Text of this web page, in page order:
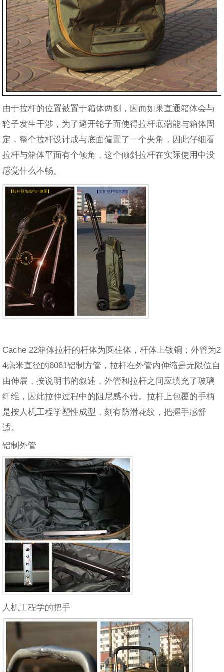
由于拉杆的位置被置于箱体两侧，因而如果直通箱体会与
轮子发生干涉，为了避开轮子而使得拉杆底端能与箱体固
定，整个拉杆设计成与底面偏置了一个夹角，因此仔细看
拉杆与箱体平面有个倾角，这个倾斜拉杆在实际使用中没
感觉什么不畅。
Cache 22箱体拉杆的杆体为圆柱体，杆体上镀铜；外管为2
4毫米直径的6061铝制方管，拉杆在外管内伸缩是无限位自
由伸展，按说明书的叙述，外管和拉杆之间应填充了玻璃
纤维，因此拉伸过程中的阻尼感不错。拉杆上包覆的手柄
是按人机工程学塑性成型，刻有防滑花纹，把握手感舒
适。
铝制外管
人机工程学的把手